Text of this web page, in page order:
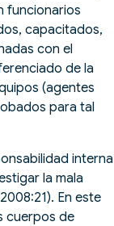
funcionarios
capacitados,
con el
de la
(agentes
para tal
interna
la mala
En este
cuerpos de